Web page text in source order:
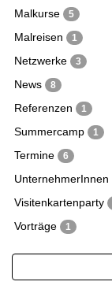
Malkurse 5
Malreisen 1
Netzwerke 3
News 8
Referenzen 1
Summercamp 1
Termine 6
UnternehmerInnen
Visitenkartenparty
Vorträge 1